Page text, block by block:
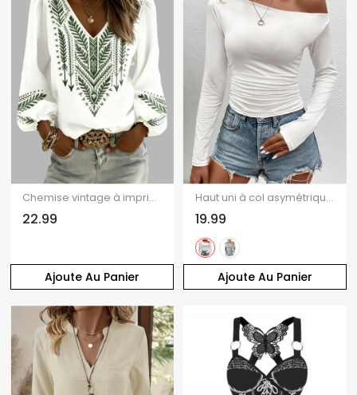
Ajoute Au Panier
Chemise vintage à imprimé ethnique flèche, col en V et manches lanternes
22.99
Ajoute Au Panier
Haut uni à col asymétrique et manches longues froncées
19.99